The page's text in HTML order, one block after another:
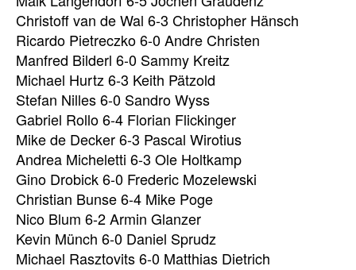
Christoff van de Wal 6-3 Christopher Hänsch
Ricardo Pietreczko 6-0 Andre Christen
Manfred Bilderl 6-0 Sammy Kreitz
Michael Hurtz 6-3 Keith Pätzold
Stefan Nilles 6-0 Sandro Wyss
Gabriel Rollo 6-4 Florian Flickinger
Mike de Decker 6-3 Pascal Wirotius
Andrea Micheletti 6-3 Ole Holtkamp
Gino Drobick 6-0 Frederic Mozelewski
Christian Bunse 6-4 Mike Poge
Nico Blum 6-2 Armin Glanzer
Kevin Münch 6-0 Daniel Sprudz
Michael Rasztovits 6-0 Matthias Dietrich